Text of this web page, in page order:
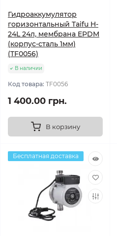
Гидроаккумулятор
горизонтальный Taifu H-
24L 24л, мембрана EPDM
(корпус-сталь 1мм)
(TF0056)
В наличии
Код товара: TF0056
1 400.00 грн.
В корзину
Бесплатная доставка